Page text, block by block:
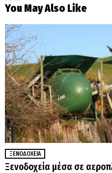
You May Also Like
ΞΕΝΟΔΟΧΕΊΑ
Ξενοδοχεία μέσα σε